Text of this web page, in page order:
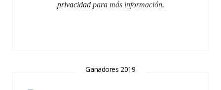
privacidadpara más información.
Ganadores 2019